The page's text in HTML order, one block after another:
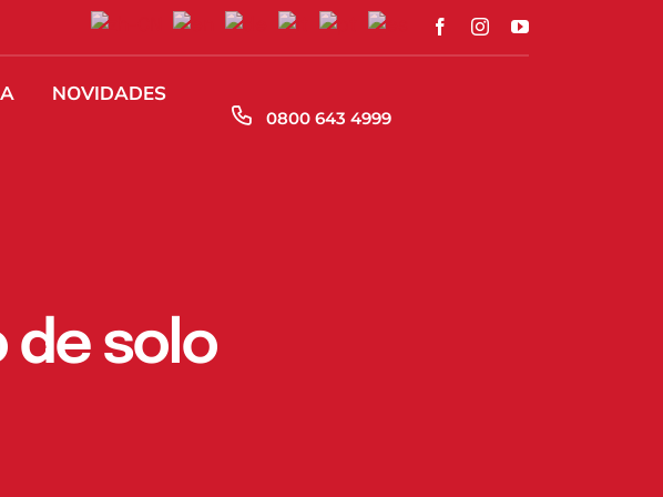
NOVIDADES
0800 643 4999
solo